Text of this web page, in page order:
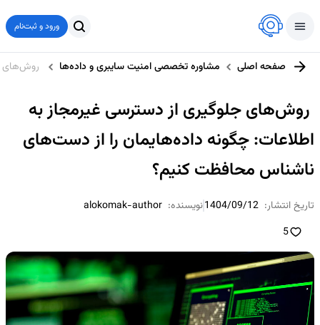
ورود و ثبت‌نام
صفحه اصلی مشاوره تخصصی امنیت سایبری و داده‌ها روش‌های
روش‌های جلوگیری از دسترسی غیرمجاز به
اطلاعات: چگونه داده‌هایمان را از دست‌های
ناشناس محافظت کنیم؟
تاریخ انتشار: 1404/09/12نویسنده: alokomak-author
5